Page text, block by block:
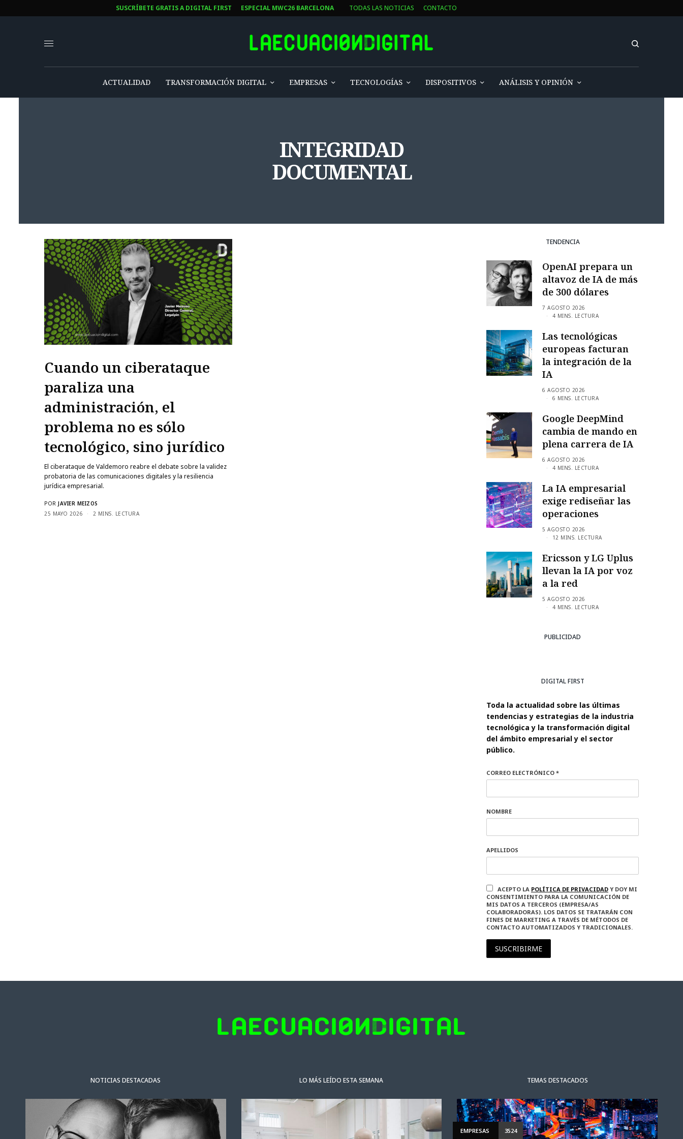
SUSCRÍBETE GRATIS A DIGITAL FIRST ESPECIAL MWC26 BARCELONA TODAS LAS NOTICIAS CONTACTO
ACTUALIDAD TRANSFORMACIÓN DIGITAL EMPRESAS TECNOLOGÍAS DISPOSITIVOS ANÁLISIS Y OPINIÓN
INTEGRIDAD
DOCUMENTAL
Cuando un ciberataque
paraliza una
administración, el
problema no es sólo
tecnológico, sino jurídico
El ciberataque de Valdemoro reabre el debate sobre la validez
probatoria de las comunicaciones digitales y la resiliencia
jurídica empresarial.
POR JAVIER MEIZOS
25 MAYO 2026
2 MINS. LECTURA
TENDENCIA
OpenAI prepara un
altavoz de IA de más
de 300 dólares
7 AGOSTO 2026
4 MINS. LECTURA
Las tecnológicas
europeas facturan
la integración de la
IA
6 AGOSTO 2026
6 MINS. LECTURA
Google DeepMind
cambia de mando en
plena carrera de IA
6 AGOSTO 2026
4 MINS. LECTURA
La IA empresarial
exige rediseñar las
operaciones
5 AGOSTO 2026
12 MINS. LECTURA
Ericsson y LG Uplus
llevan la IA por voz
a la red
5 AGOSTO 2026
4 MINS. LECTURA
PUBLICIDAD
DIGITAL FIRST
Toda la actualidad sobre las últimas
tendencias y estrategias de la industria
tecnológica y la transformación digital
del ámbito empresarial y el sector
público.
CORREO ELECTRÓNICO *
NOMBRE
APELLIDOS
ACEPTO LA POLÍTICA DE PRIVACIDAD Y DOY MI
CONSENTIMIENTO PARA LA COMUNICACIÓN DE
MIS DATOS A TERCEROS (EMPRESA/AS
COLABORADORAS). LOS DATOS SE TRATARÁN CON
FINES DE MARKETING A TRAVÉS DE MÉTODOS DE
CONTACTO AUTOMATIZADOS Y TRADICIONALES.
SUSCRIBIRME
NOTICIAS DESTACADAS LO MÁS LEÍDO ESTA SEMANA TEMAS DESTACADOS
EMPRESAS 3524